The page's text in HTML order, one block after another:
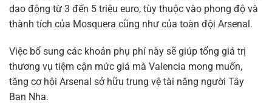
dao động từ 3 đến 5 triệu euro, tùy thuộc vào phong độ và
thành tích của Mosquera cũng như của toàn đội Arsenal.
Việc bổ sung các khoản phụ phí này sẽ giúp tổng giá trị
thương vụ tiệm cận mức giá mà Valencia mong muốn,
tăng cơ hội Arsenal sở hữu trung vệ tài năng người Tây
Ban Nha.